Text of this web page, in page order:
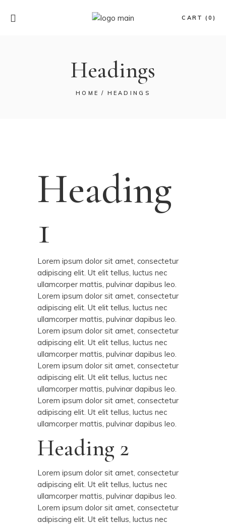
CART (0)
Headings
HOME HEADINGS
Heading
1
Lorem ipsum dolor sit amet, consectetur
adipiscing elit. Ut elit tellus, luctus nec
ullamcorper mattis, pulvinar dapibus leo.
Lorem ipsum dolor sit amet, consectetur
adipiscing elit. Ut elit tellus, luctus nec
ullamcorper mattis, pulvinar dapibus leo.
Lorem ipsum dolor sit amet, consectetur
adipiscing elit. Ut elit tellus, luctus nec
ullamcorper mattis, pulvinar dapibus leo.
Lorem ipsum dolor sit amet, consectetur
adipiscing elit. Ut elit tellus, luctus nec
ullamcorper mattis, pulvinar dapibus leo.
Lorem ipsum dolor sit amet, consectetur
adipiscing elit. Ut elit tellus, luctus nec
ullamcorper mattis, pulvinar dapibus leo.
Heading 2
Lorem ipsum dolor sit amet, consectetur
adipiscing elit. Ut elit tellus, luctus nec
ullamcorper mattis, pulvinar dapibus leo.
Lorem ipsum dolor sit amet, consectetur
adipiscing elit. Ut elit tellus, luctus nec